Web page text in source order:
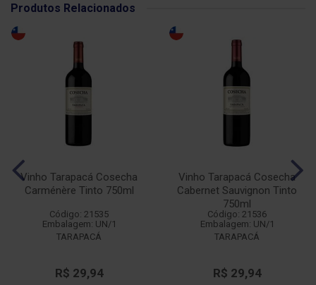
Produtos Relacionados
Vinho Tarapacá Cosecha
Carménère Tinto 750ml
Código: 21535
Embalagem: UN/1
TARAPACÁ
R$ 29,94
Vinho Tarapacá Cosecha
Cabernet Sauvignon Tinto
750ml
Código: 21536
Embalagem: UN/1
TARAPACÁ
R$ 29,94